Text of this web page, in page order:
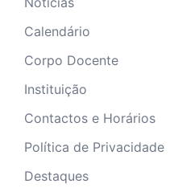
Calendário
Corpo Docente
Instituição
Contactos e Horários
Política de Privacidade
Destaques